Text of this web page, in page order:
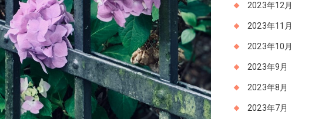
2023年12月
2023年11月
2023年10月
2023年9月
2023年8月
2023年7月